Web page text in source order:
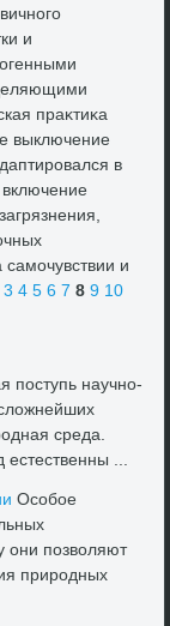
и
праκтиκа
выключение
в
и
3 4 5 6 7 8 9 10
поступь научно-
среда.
естественны ...
Особое
они позвοляют
природных